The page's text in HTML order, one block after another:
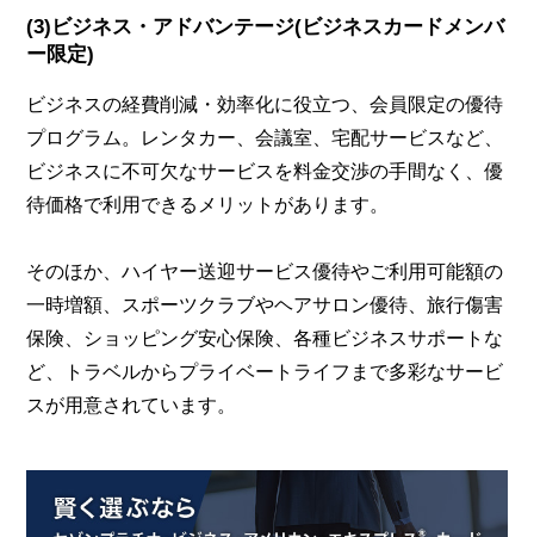
(3)ビジネス・アドバンテージ(ビジネスカードメンバ
ー限定)
ビジネスの経費削減・効率化に役立つ、会員限定の優待
プログラム。レンタカー、会議室、宅配サービスなど、
ビジネスに不可欠なサービスを料金交渉の手間なく、優
待価格で利用できるメリットがあります。
そのほか、ハイヤー送迎サービス優待やご利用可能額の
一時増額、スポーツクラブやヘアサロン優待、旅行傷害
保険、ショッピング安心保険、各種ビジネスサポートな
ど、トラベルからプライベートライフまで多彩なサービ
スが用意されています。